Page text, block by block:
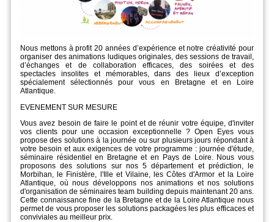
Nous mettons à profit 20 années d’expérience et notre créativité pour
organiser des animations ludiques originales, des sessions de travail,
d’échanges et de collaboration efficaces, des soirées et des
spectacles insolites et mémorables, dans des lieux d’exception
spécialement sélectionnés pour vous en Bretagne et en Loire
Atlantique.
EVENEMENT SUR MESURE
Vous avez besoin de faire le point et de réunir votre équipe, d'inviter
vos clients pour une occasion exceptionnelle ? Open Eyes vous
propose des solutions à la journée ou sur plusieurs jours répondant à
votre besoin et aux exigences de votre programme : journée d'étude,
séminaire résidentiel en Bretagne et en Pays de Loire. Nous vous
proposons des solutions sur nos 5 département et prédiction, le
Morbihan, le Finistère, l'Ille et Vilaine, les Côtes d'Armor et la Loire
Atlantique, où nous développons nos animations et nos solutions
d'organisation de séminaires team building depuis maintenant 20 ans.
Cette connaissance fine de la Bretagne et de la Loire Atlantique nous
permet de vous proposer les solutions packagées les plus efficaces et
conviviales au meilleur prix.